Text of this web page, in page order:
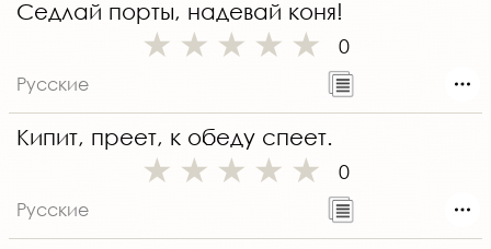
Седлай порты, надевай коня!
0
Русские
Кипит, преет, к обеду спеет.
0
Русские